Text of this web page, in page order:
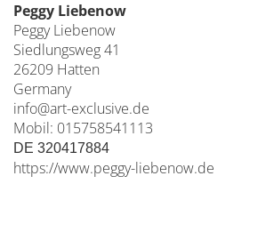
Peggy Liebenow
Peggy Liebenow
Siedlungsweg 41
26209 Hatten
Germany
info@art-exclusive.de
Mobil: 015758541113
DE 320417884
https://www.peggy-liebenow.de